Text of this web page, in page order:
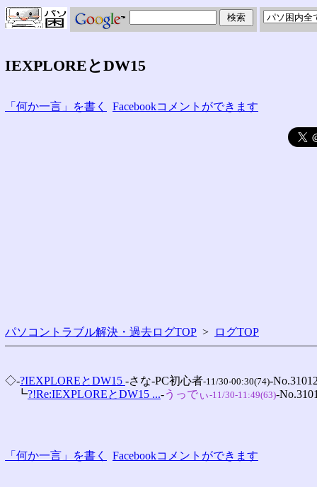
IEXPLOREとDW15
「何か一言」を書く Facebookコメントができます
パソコントラブル解決・過去ログTOP > ログTOP
◇-?IEXPLOREとDW15 -さな-PC初心者-11/30-00:30(74)-
┗?!Re:IEXPLOREとDW15 ...-うっでぃ-11/30-11:49(63)-
「何か一言」を書く Facebookコメントができます